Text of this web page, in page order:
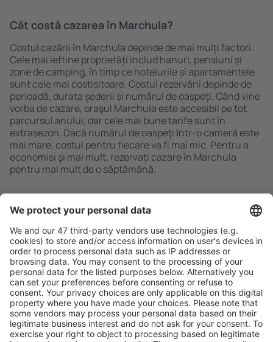
Cât costă cazarea în Marchula?
Costul cazării în Marchula depinde de mai mulți factori.
Cele mai ieftine proprietăți includ hanuri, pensiuni și
zone de camping, în timp ce hotelurile și apartamentele
sunt cele mai costisitoare. Costul rezervării depinde de
perioadă, durata șederii și numărul de oaspeți. Când vine
vorba de cazare, oraşul Marchula este accesibil pe tot
parcursul anului, dar cele mai bune tarife sunt în
extrasezon. Dacă numărul de oaspeţi ȋntr-o cameră este
mai mare, costul pentru fiecare va fi mai mic. Pentru a
economisi şi mai mult, rezervați cazare în Marchula
pentru mai mult de o săptămână.
Caută rapid şi uşor
Ofertă adaptată aşteptărilor tale.
Planifică ȋn siguranţă
Rezervare fără griji cu opțiune gratuită de anulare.
Economiseşte mai mult